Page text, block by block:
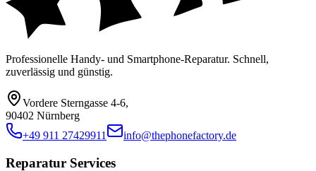
Professionelle Handy- und Smartphone-Reparatur. Schnell,
zuverlässig und günstig.
Vordere Sterngasse 4-6,
90402 Nürnberg
+49 911 27429911
info@thephonefactory.de
Reparatur Services